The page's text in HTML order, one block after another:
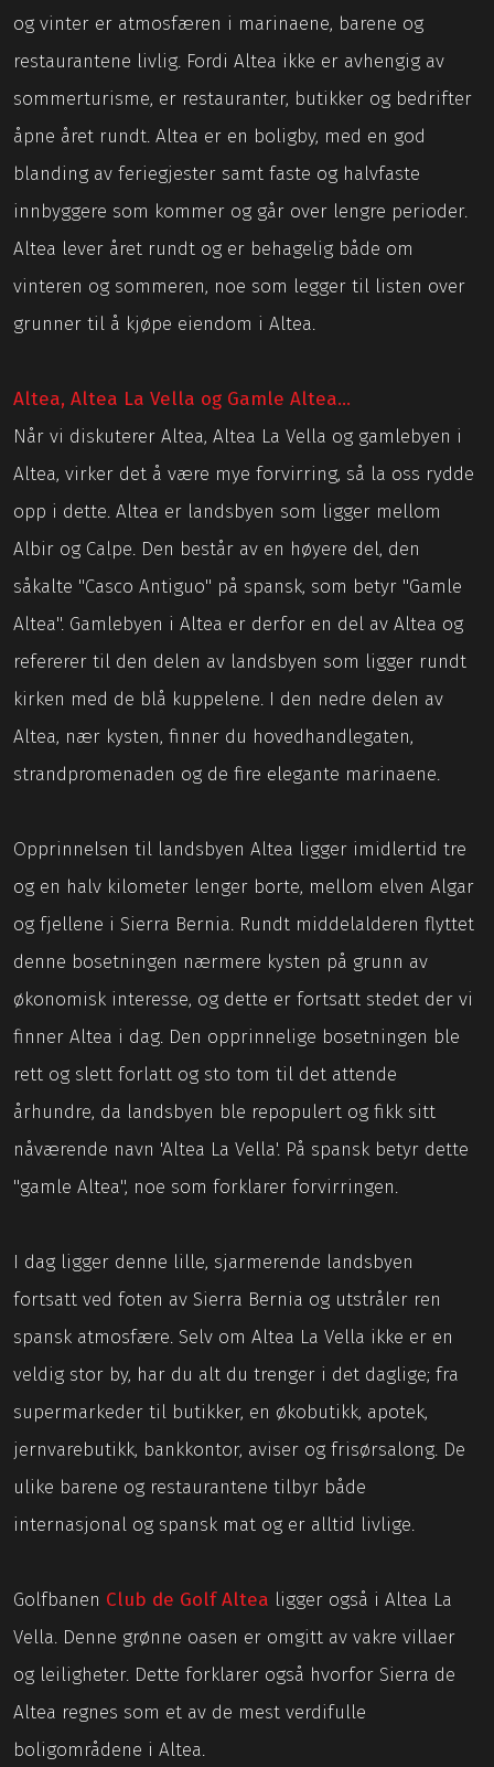
og vinter er atmosfæren i marinaene, barene og
restaurantene livlig. Fordi Altea ikke er avhengig av
sommerturisme, er restauranter, butikker og bedrifter
åpne året rundt. Altea er en boligby, med en god
blanding av feriegjester samt faste og halvfaste
innbyggere som kommer og går over lengre perioder.
Altea lever året rundt og er behagelig både om
vinteren og sommeren, noe som legger til listen over
grunner til å kjøpe eiendom i Altea.
Altea, Altea La Vella og Gamle Altea...
Når vi diskuterer Altea, Altea La Vella og gamlebyen i
Altea, virker det å være mye forvirring, så la oss rydde
opp i dette. Altea er landsbyen som ligger mellom
Albir og Calpe. Den består av en høyere del, den
såkalte "Casco Antiguo" på spansk, som betyr "Gamle
Altea". Gamlebyen i Altea er derfor en del av Altea og
refererer til den delen av landsbyen som ligger rundt
kirken med de blå kuppelene. I den nedre delen av
Altea, nær kysten, finner du hovedhandlegaten,
strandpromenaden og de fire elegante marinaene.
Opprinnelsen til landsbyen Altea ligger imidlertid tre
og en halv kilometer lenger borte, mellom elven Algar
og fjellene i Sierra Bernia. Rundt middelalderen flyttet
denne bosetningen nærmere kysten på grunn av
økonomisk interesse, og dette er fortsatt stedet der vi
finner Altea i dag. Den opprinnelige bosetningen ble
rett og slett forlatt og sto tom til det attende
århundre, da landsbyen ble repopulert og fikk sitt
nåværende navn 'Altea La Vella'. På spansk betyr dette
"gamle Altea", noe som forklarer forvirringen.
I dag ligger denne lille, sjarmerende landsbyen
fortsatt ved foten av Sierra Bernia og utstråler ren
spansk atmosfære. Selv om Altea La Vella ikke er en
veldig stor by, har du alt du trenger i det daglige; fra
supermarkeder til butikker, en økobutikk, apotek,
jernvarebutikk, bankkontor, aviser og frisørsalong. De
ulike barene og restaurantene tilbyr både
internasjonal og spansk mat og er alltid livlige.
Golfbanen Club de Golf Altea ligger også i Altea La
Vella. Denne grønne oasen er omgitt av vakre villaer
og leiligheter. Dette forklarer også hvorfor Sierra de
Altea regnes som et av de mest verdifulle
boligområdene i Altea.